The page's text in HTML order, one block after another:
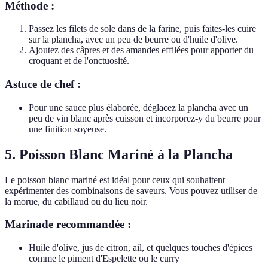
Méthode :
Passez les filets de sole dans de la farine, puis faites-les cuire
sur la plancha, avec un peu de beurre ou d'huile d'olive.
Ajoutez des câpres et des amandes effilées pour apporter du
croquant et de l'onctuosité.
Astuce de chef :
Pour une sauce plus élaborée, déglacez la plancha avec un
peu de vin blanc après cuisson et incorporez-y du beurre pour
une finition soyeuse.
5. Poisson Blanc Mariné à la Plancha
Le poisson blanc mariné est idéal pour ceux qui souhaitent
expérimenter des combinaisons de saveurs. Vous pouvez utiliser de
la morue, du cabillaud ou du lieu noir.
Marinade recommandée :
Huile d'olive, jus de citron, ail, et quelques touches d'épices
comme le piment d'Espelette ou le curry